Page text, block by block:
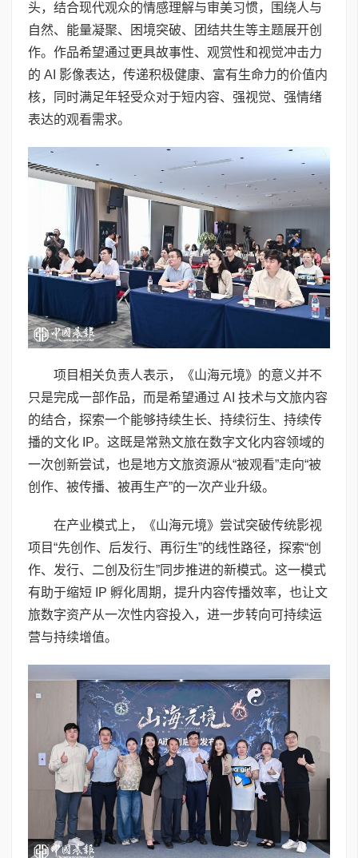
头，结合现代观众的情感理解与审美习惯，围绕人与
自然、能量凝聚、困境突破、团结共生等主题展开创
作。作品希望通过更具故事性、观赏性和视觉冲击力
的 AI 影像表达，传递积极健康、富有生命力的价值内
核，同时满足年轻受众对于短内容、强视觉、强情绪
表达的观看需求。
项目相关负责人表示，《山海元境》的意义并不
只是完成一部作品，而是希望通过 AI 技术与文旅内容
的结合，探索一个能够持续生长、持续衍生、持续传
播的文化 IP。这既是常熟文旅在数字文化内容领域的
一次创新尝试，也是地方文旅资源从“被观看”走向“被
创作、被传播、被再生产”的一次产业升级。
在产业模式上，《山海元境》尝试突破传统影视
项目“先创作、后发行、再衍生”的线性路径，探索“创
作、发行、二创及衍生”同步推进的新模式。这一模式
有助于缩短 IP 孵化周期，提升内容传播效率，也让文
旅数字资产从一次性内容投入，进一步转向可持续运
营与持续增值。